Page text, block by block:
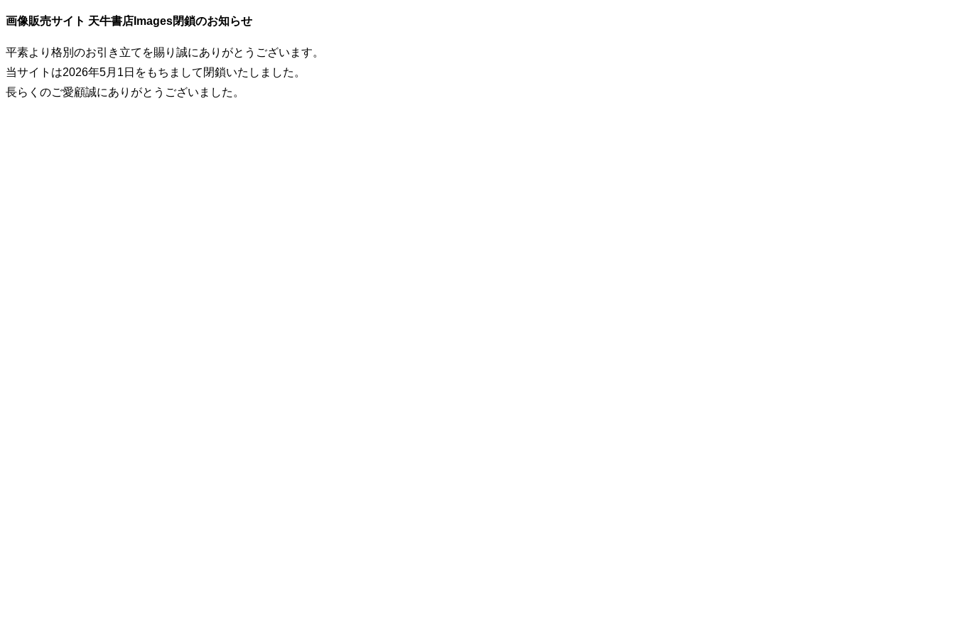
画像販売サイト 天牛書店Images閉鎖のお知らせ
平素より格別のお引き立てを賜り誠にありがとうございます。
当サイトは2026年5月1日をもちまして閉鎖いたしました。
長らくのご愛顧誠にありがとうございました。